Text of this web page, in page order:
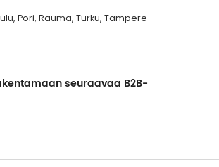
Pori, Rauma, Turku, Tampere
seuraavaa B2B-